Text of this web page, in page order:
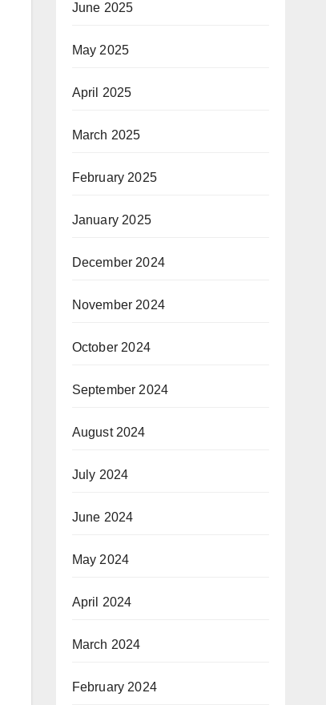
June 2025
May 2025
April 2025
March 2025
February 2025
January 2025
December 2024
November 2024
October 2024
September 2024
August 2024
July 2024
June 2024
May 2024
April 2024
March 2024
February 2024